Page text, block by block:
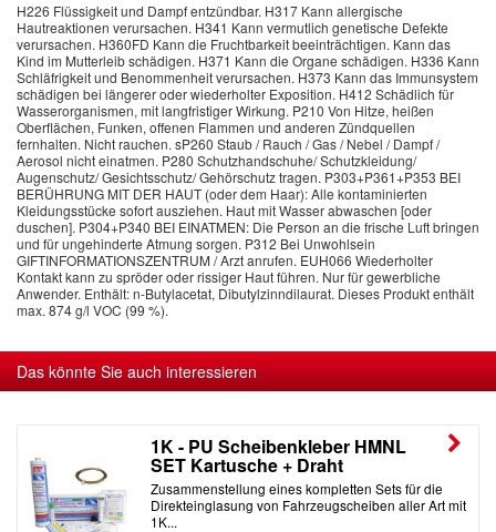
H226 Flüssigkeit und Dampf entzündbar. H317 Kann allergische
Hautreaktionen verursachen. H341 Kann vermutlich genetische Defekte
verursachen. H360FD Kann die Fruchtbarkeit beeinträchtigen. Kann das
Kind im Mutterleib schädigen. H371 Kann die Organe schädigen. H336 Kann
Schläfrigkeit und Benommenheit verursachen. H373 Kann das Immunsystem
schädigen bei längerer oder wiederholter Exposition. H412 Schädlich für
Wasserorganismen, mit langfristiger Wirkung. P210 Von Hitze, heißen
Oberflächen, Funken, offenen Flammen und anderen Zündquellen
fernhalten. Nicht rauchen. sP260 Staub / Rauch / Gas / Nebel / Dampf /
Aerosol nicht einatmen. P280 Schutzhandschuhe/ Schutzkleidung/
Augenschutz/ Gesichtsschutz/ Gehörschutz tragen. P303+P361+P353 BEI
BERÜHRUNG MIT DER HAUT (oder dem Haar): Alle kontaminierten
Kleidungsstücke sofort ausziehen. Haut mit Wasser abwaschen [oder
duschen]. P304+P340 BEI EINATMEN: Die Person an die frische Luft bringen
und für ungehinderte Atmung sorgen. P312 Bei Unwohlsein
GIFTINFORMATIONSZENTRUM / Arzt anrufen. EUH066 Wiederholter
Kontakt kann zu spröder oder rissiger Haut führen. Nur für gewerbliche
Anwender. Enthält: n-Butylacetat, Dibutylzinndilaurat. Dieses Produkt enthält
max. 874 g/l VOC (99 %).
Das könnte Sie auch interessieren
1K - PU Scheibenkleber HMNL
SET Kartusche + Draht
Zusammenstellung eines kompletten Sets für die
Direkteinglasung von Fahrzeugscheiben aller Art mit
1K...